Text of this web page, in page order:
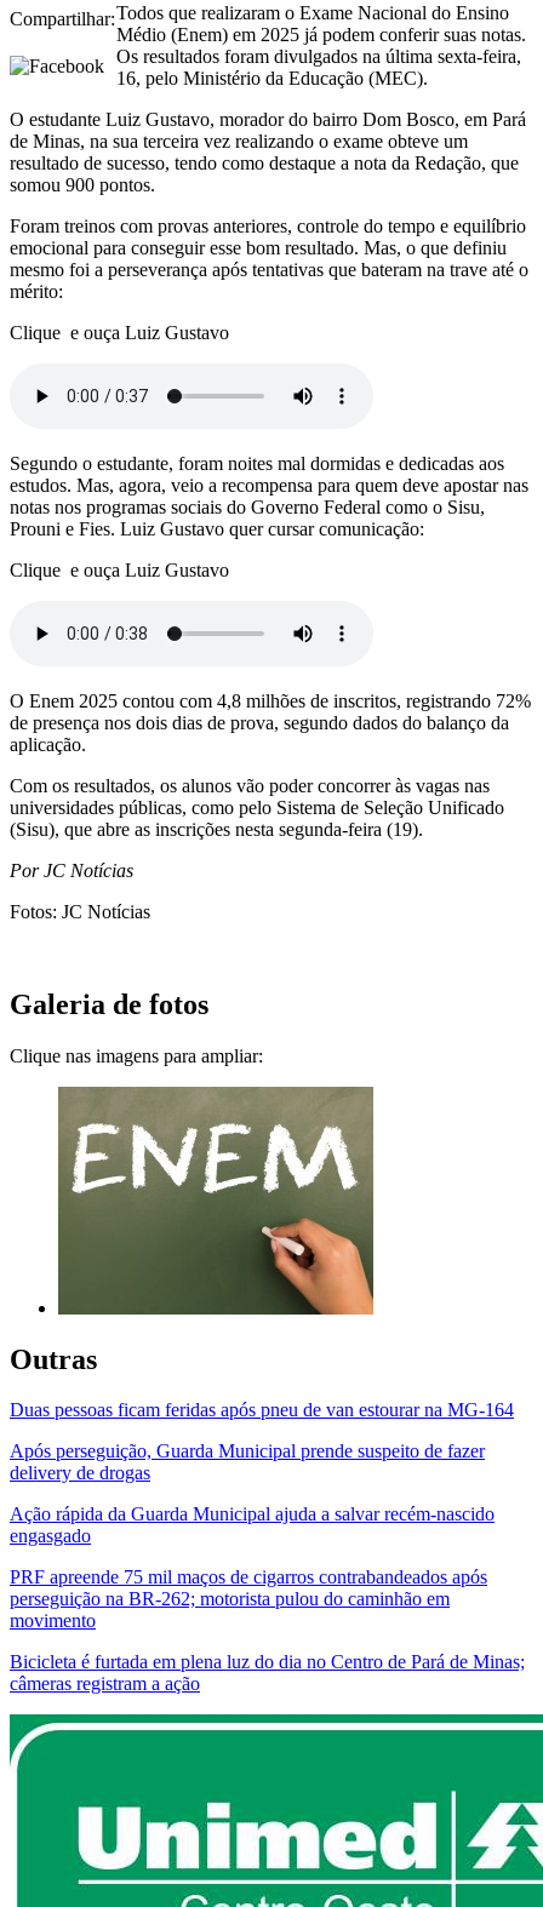
Compartilhar:Todos que realizaram o Exame Nacional do Ensino
Médio (Enem) em 2025 já podem conferir suas notas.
Os resultados foram divulgados na última sexta-feira,
16, pelo Ministério da Educação (MEC).
O estudante Luiz Gustavo, morador do bairro Dom Bosco, em Pará
de Minas, na sua terceira vez realizando o exame obteve um
resultado de sucesso, tendo como destaque a nota da Redação, que
somou 900 pontos.
Foram treinos com provas anteriores, controle do tempo e equilíbrio
emocional para conseguir esse bom resultado. Mas, o que definiu
mesmo foi a perseverança após tentativas que bateram na trave até o
mérito:
Clique e ouça Luiz Gustavo
Segundo o estudante, foram noites mal dormidas e dedicadas aos
estudos. Mas, agora, veio a recompensa para quem deve apostar nas
notas nos programas sociais do Governo Federal como o Sisu,
Prouni e Fies. Luiz Gustavo quer cursar comunicação:
Clique e ouça Luiz Gustavo
O Enem 2025 contou com 4,8 milhões de inscritos, registrando 72%
de presença nos dois dias de prova, segundo dados do balanço da
aplicação.
Com os resultados, os alunos vão poder concorrer às vagas nas
universidades públicas, como pelo Sistema de Seleção Unificado
(Sisu), que abre as inscrições nesta segunda-feira (19).
Por JC Notícias
Fotos: JC Notícias
Galeria de fotos
Clique nas imagens para ampliar:
Outras
Duas pessoas ficam feridas após pneu de van estourar na MG-164
Após perseguição, Guarda Municipal prende suspeito de fazer
delivery de drogas
Ação rápida da Guarda Municipal ajuda a salvar recém-nascido
engasgado
PRF apreende 75 mil maços de cigarros contrabandeados após
perseguição na BR-262; motorista pulou do caminhão em
movimento
Bicicleta é furtada em plena luz do dia no Centro de Pará de Minas;
câmeras registram a ação